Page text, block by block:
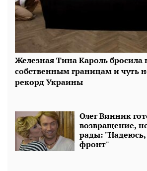
Железная Тина Кароль бросила
собственным границам и чуть
рекорд Украины
Олег Винник
возвращение,
рады: "Надеюсь,
фронт"